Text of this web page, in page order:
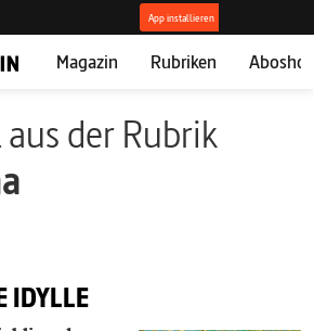
Magazin Rubriken
der Rubrik
IDYLLE